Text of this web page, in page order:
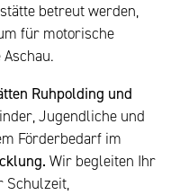
betreut werden,
für motorische
Ruhpolding und
Jugendliche und
Förderbedarf im
Wir begleiten Ihr
Schulzeit,